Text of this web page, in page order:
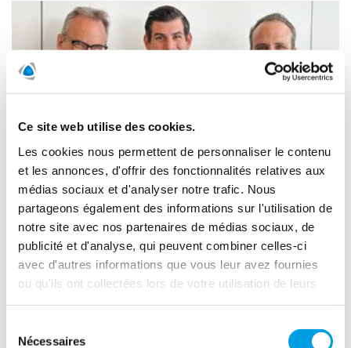
Ce site web utilise des cookies.
Les cookies nous permettent de personnaliser le contenu
et les annonces, d'offrir des fonctionnalités relatives aux
médias sociaux et d'analyser notre trafic. Nous
partageons également des informations sur l'utilisation de
notre site avec nos partenaires de médias sociaux, de
publicité et d'analyse, qui peuvent combiner celles-ci
avec d'autres informations que vous leur avez fournies
ou qu'ils ont collectées lors de votre utilisation de leurs
Nécessaires
Le groupe Polygon, spécialisé dans la réparation des
dommages, continue d’étendre sa présence en Suisse.
Grâce à l’acquisition de GlassResQ et Axis Project, il
optimise son portefeuille de services dans les domaines de
la réparation du verre et des surfaces.